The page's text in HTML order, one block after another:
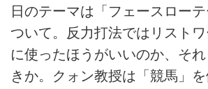
日のテーマは「フェースロー
ついて。反力打法ではリスト
に使ったほうがいいのか、そ
きか。クォン教授は「競馬」